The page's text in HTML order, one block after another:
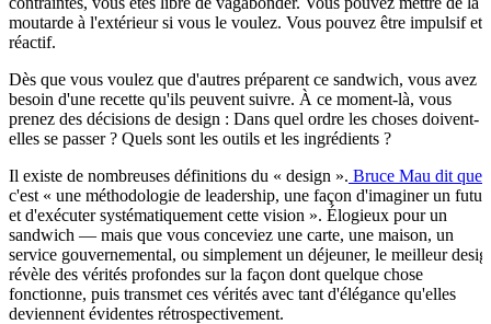
moutarde à l'extérieur si vous le voulez. Vous pouvez être impulsif et
réactif.
Dès que vous voulez que d'autres préparent ce sandwich, vous avez
besoin d'une recette qu'ils peuvent suivre. À ce moment-là, vous
prenez des décisions de design : Dans quel ordre les choses doivent-
elles se passer ? Quels sont les outils et les ingrédients ?
Il existe de nombreuses définitions du « design ». Bruce Mau dit que
c'est « une méthodologie de leadership, une façon d'imaginer un futur
et d'exécuter systématiquement cette vision ». Élogieux pour un
sandwich — mais que vous conceviez une carte, une maison, un
service gouvernemental, ou simplement un déjeuner, le meilleur
révèle des vérités profondes sur la façon dont quelque chose
fonctionne, puis transmet ces vérités avec tant d'élégance qu'elles
deviennent évidentes rétrospectivement.